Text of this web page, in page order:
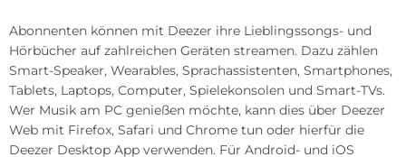
Abonnenten können mit Deezer ihre Lieblingssongs- und
Hörbücher auf zahlreichen Geräten streamen. Dazu zählen
Smart-Speaker, Wearables, Sprachassistenten, Smartphones,
Tablets, Laptops, Computer, Spielekonsolen und Smart-TVs.
Wer Musik am PC genießen möchte, kann dies über Deezer
Web mit Firefox, Safari und Chrome tun oder hierfür die
Deezer Desktop App verwenden. Für Android- und iOS